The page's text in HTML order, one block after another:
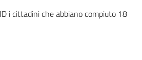
i cittadini che abbiano compiuto 18